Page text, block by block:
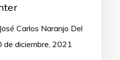
Carlos Naranjo Del
diciembre, 2021